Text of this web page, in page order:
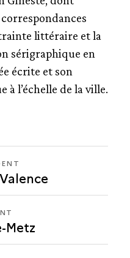
littéraire et la
sérigraphique en
écrite et son
à l’échelle de la ville.
Metz